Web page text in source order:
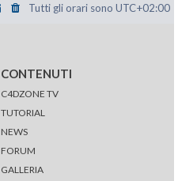
Tutti gli orari sono UTC+02:00
CONTENUTI
C4DZONE TV
TUTORIAL
NEWS
FORUM
GALLERIA